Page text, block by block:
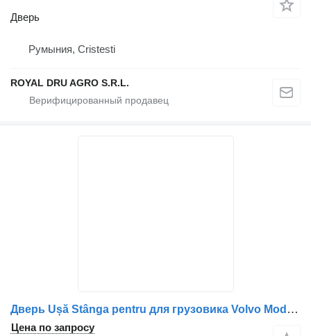
Дверь
Румыния, Cristesti
ROYAL DRU AGRO S.R.L.
Дверь Ușă Stânga pentru для грузовика Volvo Model X – Albă
Цена по запросу